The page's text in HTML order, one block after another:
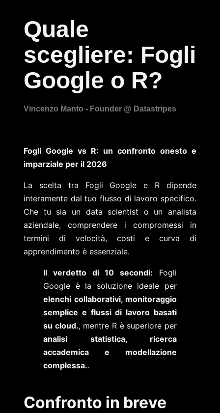
Quale
scegliere: Fogli
Google o R?
Fogli Google vs R: un confronto onesto e
imparziale per il 2026
La scelta tra Fogli Google e R dipende
interamente dal tuo flusso di lavoro specifico.
Che tu sia un data scientist o un analista
aziendale, comprendere i compromessi in
termini di velocità, costi e curva di
apprendimento è essenziale.
Il verdetto di 10 secondi: Fogli
Google è la soluzione ideale per
elenchi collaborativi, monitoraggio
semplice e flussi di lavoro basati
su cloud., mentre R è superiore per
analisi statistica, ricerca
accademica e modellazione
complessa..
Confronto in breve